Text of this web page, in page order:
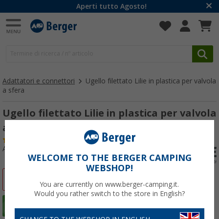
Aperti tutto Agosto!
Adattatori e connettori
Ugello filettato Lilie in plastica per valvola
a sfera
Ugello filettato Lilie in plastica per valvola
a sfera 1/2”
Articolo n: 121940
WELCOME TO THE BERGER CAMPING
WEBSHOP!
You are currently on www.berger-camping.it.
Would you rather switch to the store in English?